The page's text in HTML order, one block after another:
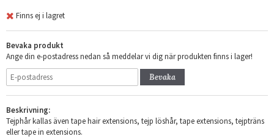
Finns ej i lagret
Bevaka produkt
Ange din e-postadress nedan så meddelar vi dig när produkten finns i lager!
Bevaka
Beskrivning:
Tejphår kallas även tape hair extensions, tejp löshår, tape extensions, tejpträns
eller tape in extensions.